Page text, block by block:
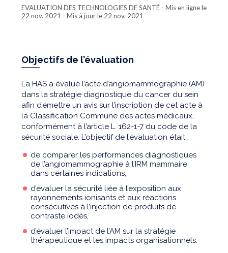
EVALUATION DES TECHNOLOGIES DE SANTÉ - Mis en ligne le
22 nov. 2021 - Mis à jour le 22 nov. 2021
Objectifs de l’évaluation
La HAS a évalué l’acte d’angiomammographie (AM)
dans la stratégie diagnostique du cancer du sein
afin d’émettre un avis sur l’inscription de cet acte à
la Classification Commune des actes médicaux,
conformément à l’article L. 162-1-7 du code de la
sécurité sociale. L’objectif de l’évaluation était :
de comparer les performances diagnostiques
de l’angiomammographie à l’IRM mammaire
dans certaines indications,
d’évaluer la sécurité liée à l’exposition aux
rayonnements ionisants et aux réactions
consécutives à l’injection de produits de
contraste iodés,
d’évaluer l’impact de l’AM sur la stratégie
thérapeutique et les impacts organisationnels.